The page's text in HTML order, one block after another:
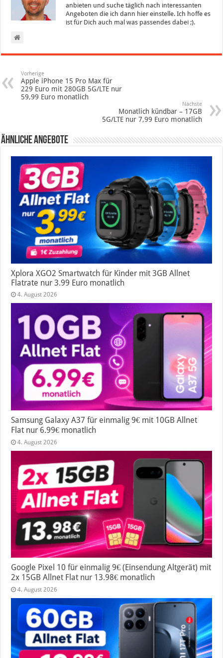
anbieten und suche täglich nach interessanten
Angeboten die ich dann hier einstelle. Ich hoffe es
ist für Dich auch mal was passendes dabei ;).
Vorherige
Apple iPhone 15 Pro Max für
229 Euro mit 280GB 5G/LTE nur
59,99 Euro monatlich
Nächste
Monatlich kündbar – 17GB
5G/LTE nur 7,99 Euro monatlich
Ähnliche Angebote
Xplora XGO2 Smartwatch für Kinder mit 3GB Allnet
Flatrate nur 3.99 Euro monatlich
4. August 2026
Samsung Galaxy A37 für einmalig 9€ mit 10GB Allnet
Flat nur 6.99€ monatlich
4. August 2026
Google Pixel 10 für einmalig 9€ (Einsendung Altgerät) mit
2x 15GB Allnet Flat nur 13.98€ monatlich
4. August 2026